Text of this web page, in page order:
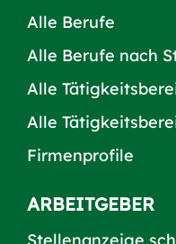
Alle Berufe
Alle Berufe nach
Alle
Alle
Firmenprofile
ARBEITGEBER